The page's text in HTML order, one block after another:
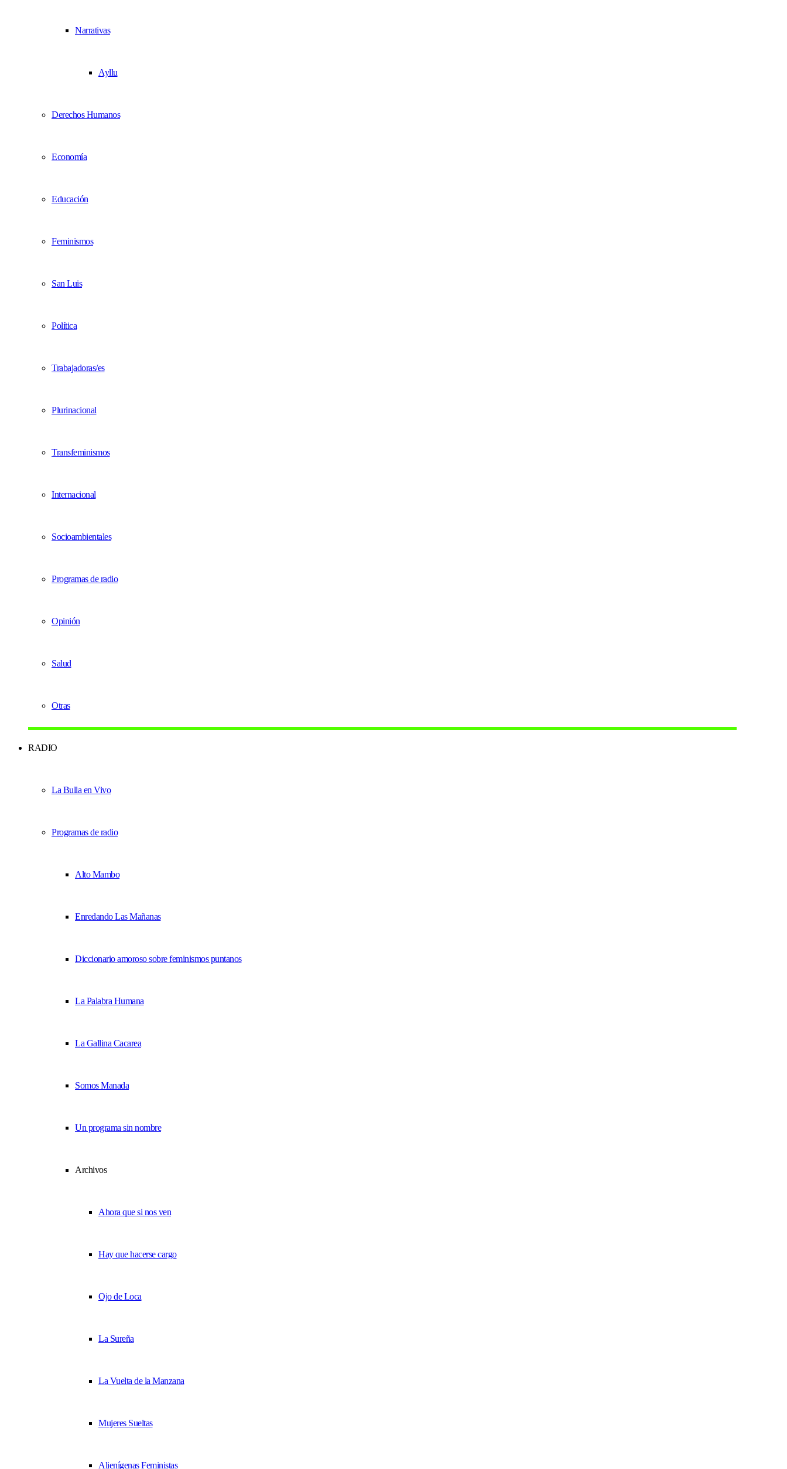
Narrativas
Ayllu
Derechos Humanos
Economía
Educación
Feminismos
San Luis
Política
Trabajadoras/es
Plurinacional
Transfeminismos
Internacional
Socioambientales
Programas de radio
Opinión
Salud
Otras
RADIO
La Bulla en Vivo
Programas de radio
Alto Mambo
Enredando Las Mañanas
Diccionario amoroso sobre feminismos puntanos
La Palabra Humana
La Gallina Cacarea
Somos Manada
Un programa sin nombre
Archivos
Ahora que si nos ven
Hay que hacerse cargo
Ojo de Loca
La Sureña
La Vuelta de la Manzana
Mujeres Sueltas
Alienígenas Feministas